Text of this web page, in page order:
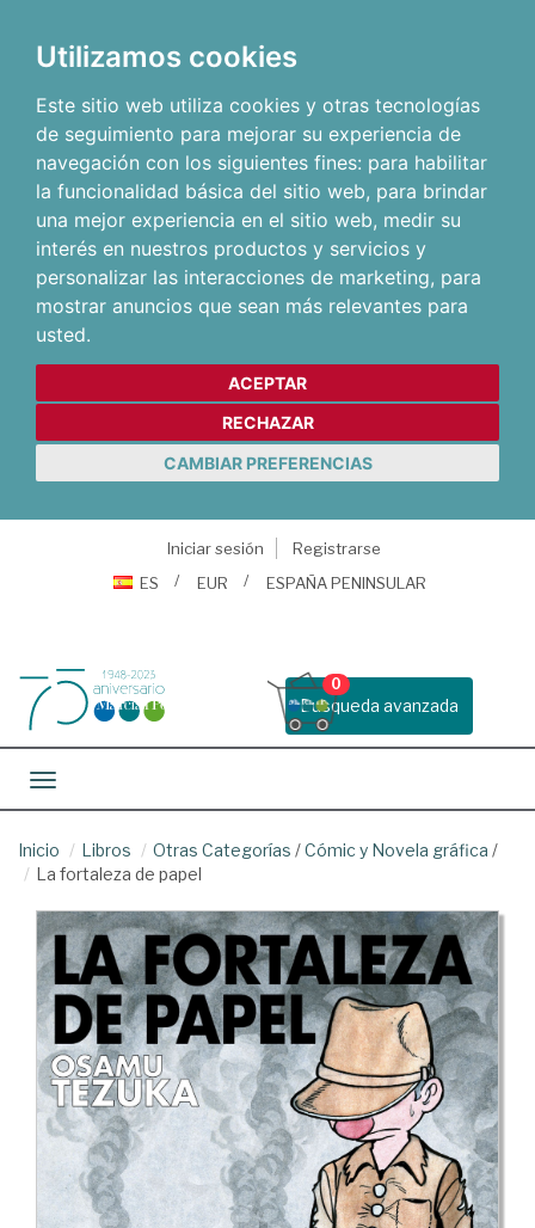
Utilizamos cookies
Este sitio web utiliza cookies y otras tecnologías
de seguimiento para mejorar su experiencia de
navegación con los siguientes fines: para habilitar
la funcionalidad básica del sitio web, para brindar
una mejor experiencia en el sitio web, medir su
interés en nuestros productos y servicios y
personalizar las interacciones de marketing, para
mostrar anuncios que sean más relevantes para
usted.
ACEPTAR
RECHAZAR
CAMBIAR PREFERENCIAS
Iniciar sesión
Registrarse
ES
EUR ESPAÑA PENINSULAR
Busqueda avanzada
0
Toggle navigation
Inicio Libros Otras Categorías /Cómic y Novela gráfica /
La fortaleza de papel